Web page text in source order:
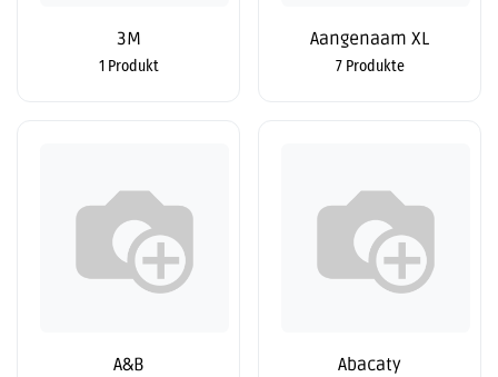
3M
1 Produkt
Aangenaam XL
7 Produkte
A&B Abacaty